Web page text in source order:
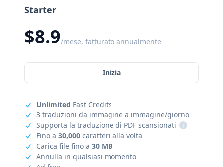
Starter
$8.9/mese, fatturato annualmente
Inizia
Unlimited Fast Credits
3 traduzioni da immagine a immagine/giorno
Supporta la traduzione di PDF scansionati
i
Fino a 30,000 caratteri alla volta
Carica file fino a 30 MB
Annulla in qualsiasi momento